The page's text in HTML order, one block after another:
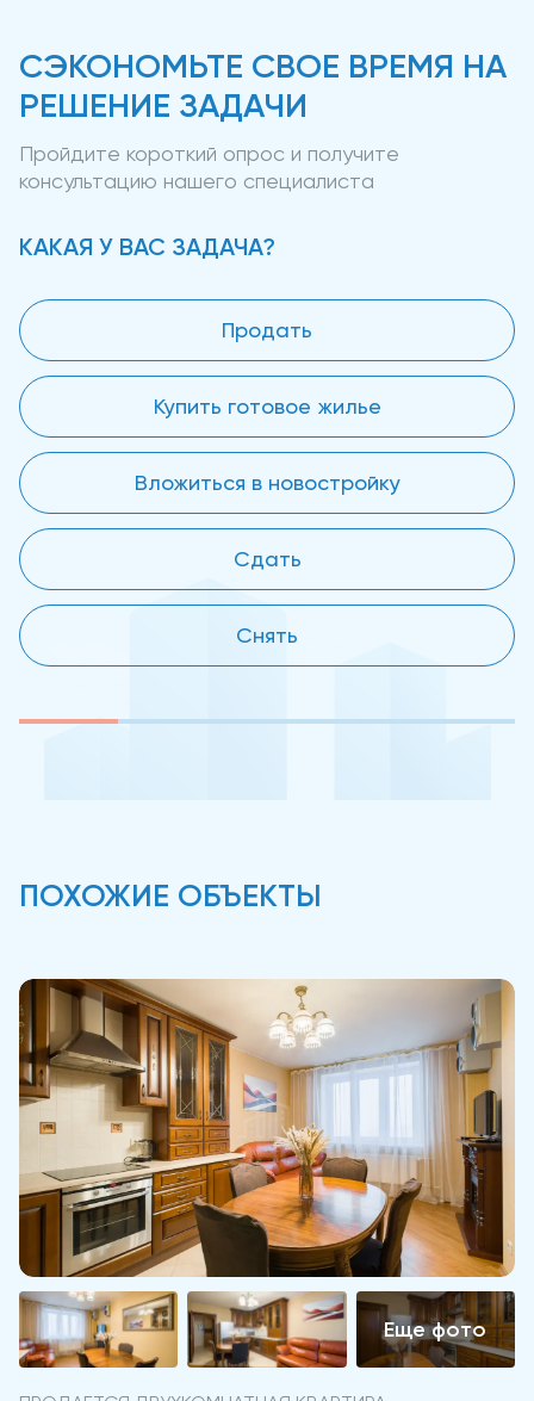
СЭКОНОМЬТЕ СВОЕ ВРЕМЯ НА
РЕШЕНИЕ ЗАДАЧИ
Пройдите короткий опрос и получите
консультацию нашего специалиста
КАКАЯ У ВАС ЗАДАЧА?
Продать
Купить готовое жилье
Вложиться в новостройку
Сдать
Снять
ПОХОЖИЕ ОБЪЕКТЫ